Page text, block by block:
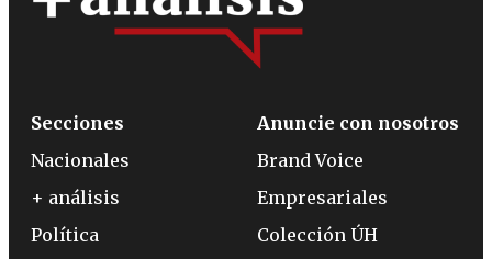
Secciones
Nacionales
+ análisis
Política
Anuncie con nosotros
Brand Voice
Empresariales
Colección ÚH